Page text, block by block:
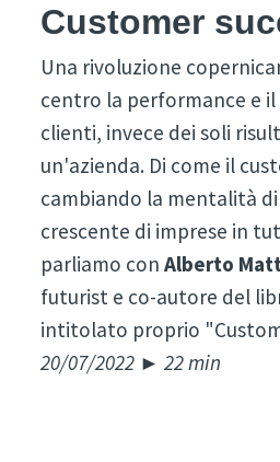
Customer
Una rivoluzione
centro la performance e il
clienti, invece dei soli
un'azienda. Di come il
cambiando la mentalità
crescente di imprese in
parliamo conAlberto
futurist e co-autore del
intitolato proprio
20/07/2022 ► 22 min